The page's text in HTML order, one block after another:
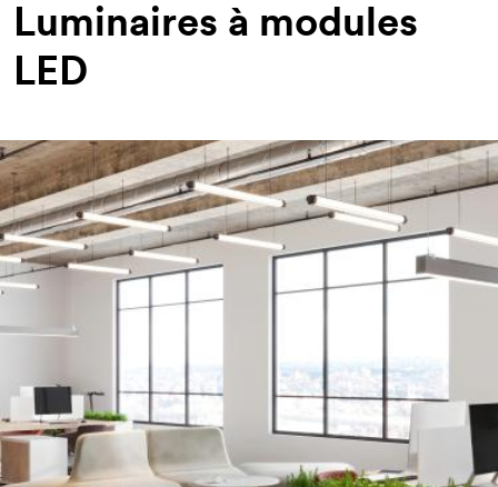
Luminaires à modules
LED